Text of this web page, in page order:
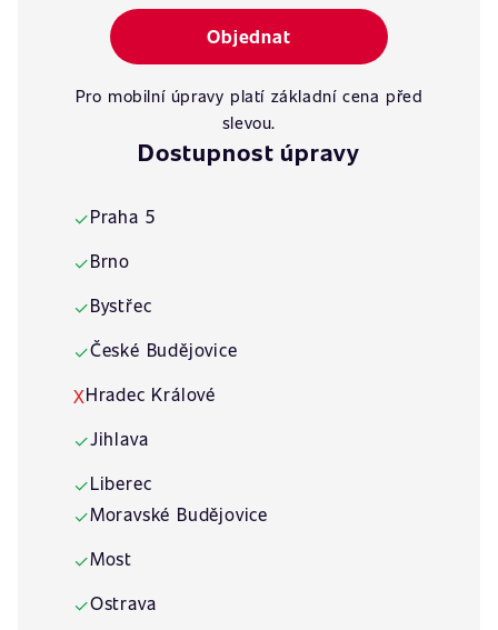
Objednat
Pro mobilní úpravy platí základní cena před
slevou.
Dostupnost úpravy
✓Praha 5
✓Brno
✓Bystřec
✓České Budějovice
XHradec Králové
✓Jihlava
✓Liberec
✓Moravské Budějovice
✓Most
✓Ostrava